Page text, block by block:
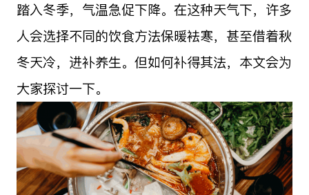
踏入冬季，气温急促下降。在这种天气下，许多
人会选择不同的饮食方法保暖袪寒，甚至借着秋
冬天冷，进补养生。但如何补得其法，本文会为
大家探讨一下。